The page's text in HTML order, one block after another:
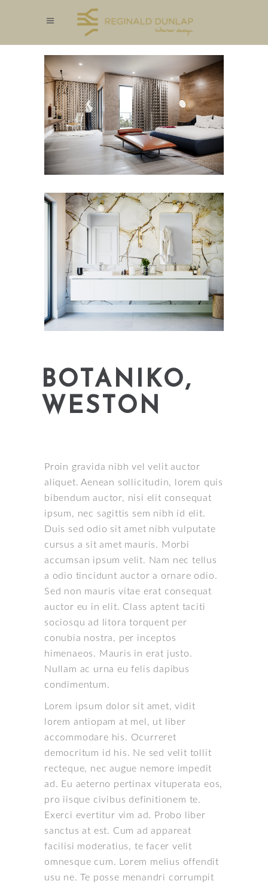
BOTANIKO,
WESTON
Proin gravida nibh vel velit auctor
aliquet. Aenean sollicitudin, lorem quis
bibendum auctor, nisi elit consequat
ipsum, nec sagittis sem nibh id elit.
Duis sed odio sit amet nibh vulputate
cursus a sit amet mauris. Morbi
accumsan ipsum velit. Nam nec tellus
a odio tincidunt auctor a ornare odio.
Sed non mauris vitae erat consequat
auctor eu in elit. Class aptent taciti
sociosqu ad litora torquent per
conubia nostra, per inceptos
himenaeos. Mauris in erat justo.
Nullam ac urna eu felis dapibus
condimentum.
Lorem ipsum dolor sit amet, vidit
lorem antiopam at mel, ut liber
accommodare his. Ocurreret
democritum id his. Ne sed velit tollit
recteque, nec augue nemore impedit
ad. Eu aeterno pertinax vituperata eos,
pro iisque civibus definitionem te.
Exerci evertitur vim ad. Probo liber
sanctus at est. Cum ad appareat
facilisi moderatius, te facer velit
omnesque cum. Lorem melius offendit
usu ne. Te posse menandri corrumpit